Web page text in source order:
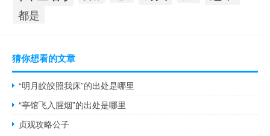
都是
猜你想看的文章
“明月皎皎照我床”的出处是哪里
“亭馆飞入腥烟”的出处是哪里
贞观攻略公子